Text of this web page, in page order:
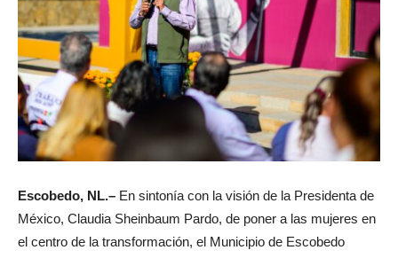
Escobedo, NL.– En sintonía con la visión de la Presidenta de
México, Claudia Sheinbaum Pardo, de poner a las mujeres en
el centro de la transformación, el Municipio de Escobedo